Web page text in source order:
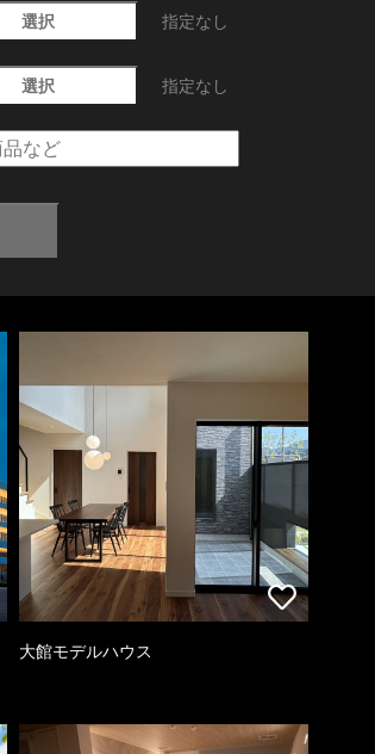
選択 指定なし
選択 指定なし
大館モデルハウス